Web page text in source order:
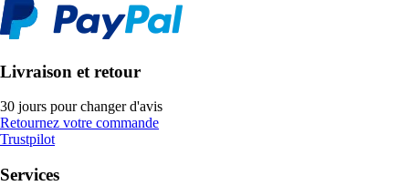
Livraison et retour
30 jours pour changer d'avis
Retournez votre commande
Trustpilot
Services